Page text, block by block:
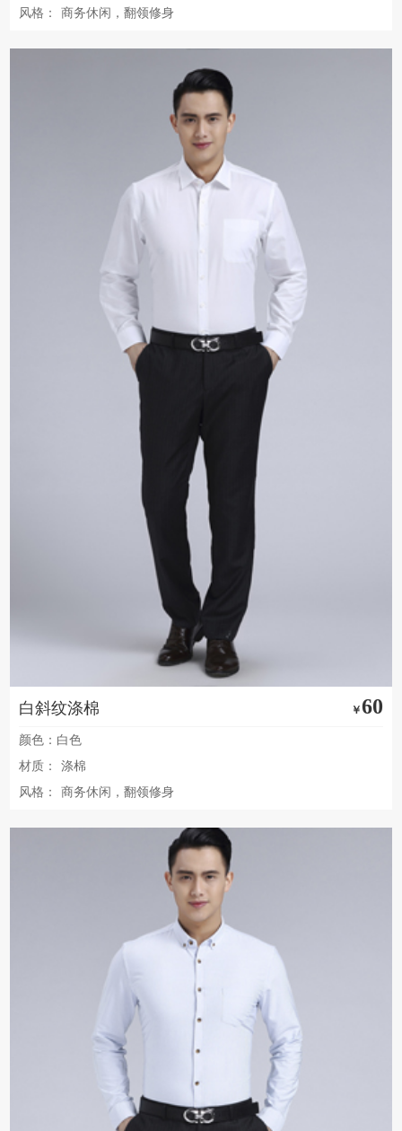
风格：
商务休闲，翻领修身
白斜纹涤棉 ￥60
颜色：白色
材质：
涤棉
风格：
商务休闲，翻领修身